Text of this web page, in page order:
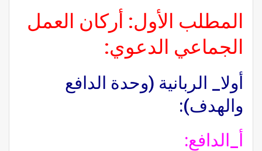
المطلب الأول: أركان العمل
الجماعي الدعوي:
أولا_ الربانية (وحدة الدافع
والهدف):
أ_الدافع: